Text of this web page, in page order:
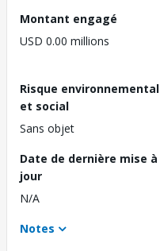
Montant engagé
USD 0.00 millions
Risque environnemental
et social
Sans objet
Date de dernière mise à
jour
N/A
Notes